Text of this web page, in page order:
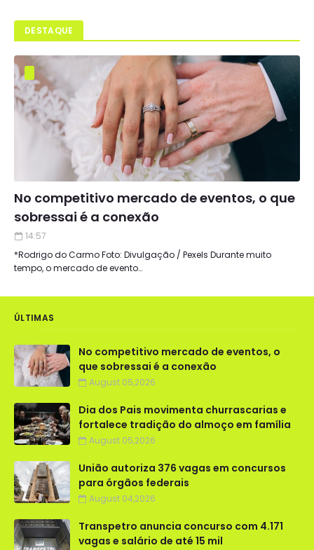
DESTAQUE
No competitivo mercado de eventos, o que
sobressai é a conexão
14:57
*Rodrigo do Carmo Foto: Divulgação / Pexels Durante muito
tempo, o mercado de evento…
ÚLTIMAS
No competitivo mercado de eventos, o
que sobressai é a conexão
August 05,2026
Dia dos Pais movimenta churrascarias e
fortalece tradição do almoço em família
August 05,2026
União autoriza 376 vagas em concursos
para órgãos federais
August 04,2026
Transpetro anuncia concurso com 4.171
vagas e salário de até 15 mil